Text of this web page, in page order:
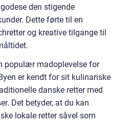
den stigende
Dette førte til en
og kreative tilgange til
populær madoplevelse for
er kendt for sit kulinariske
danske retter med
Det betyder, at du kan
lokale retter såvel som